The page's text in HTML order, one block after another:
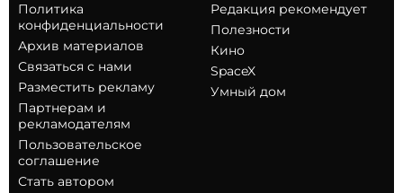
Политика
конфиденциальности
Архив материалов
Связаться с нами
Разместить рекламу
Партнерам и
рекламодателям
Пользовательское
соглашение
Стать автором
Редакция рекомендует
Полезности
Кино
SpaceX
Умный дом